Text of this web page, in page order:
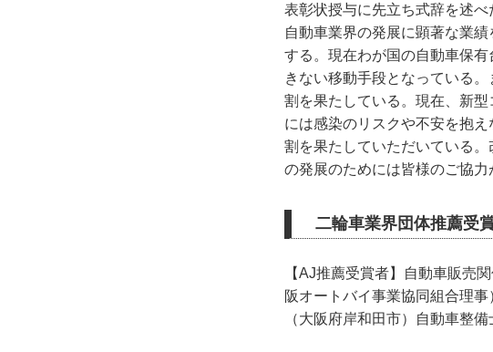
表彰状授与に先立ち式辞を述
自動車業界の発展に顕著な業
する。現在わが国の自動車保
きない移動手段となっている
割を果たしている。現在、新
には感染のリスクや不安を抱
割を果たしていただいている
の発展のためには皆様のご協
二輪車業界団体推薦受賞
【AJ推薦受賞者】自動車販売
阪オートバイ事業協同組合理
（大阪府岸和田市）自動車整備